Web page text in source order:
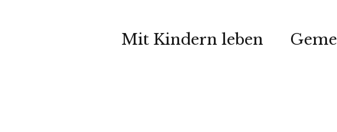
Mit Kindern leben